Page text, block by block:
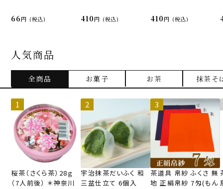
66 (税込) 410 (税込) 410 (税込)
人気商品
全商品 お菓子 お茶 抹茶そ
桜茶（さくら茶）28ｇ
（7人前後） ＊神奈川
宇治抹茶だいふく 和
三盆仕立て 6個入
茶道具 帛紗 ふくさ 無
地 正絹帛紗 7匁(もん